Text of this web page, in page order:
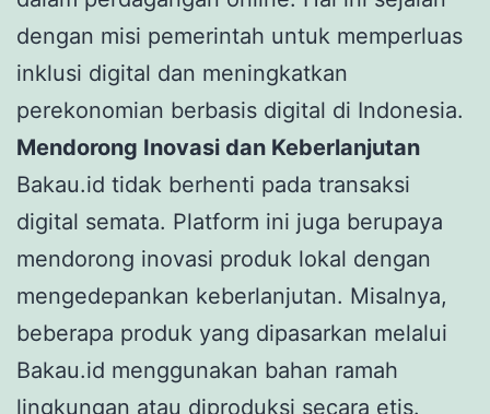
dengan misi pemerintah untuk memperluas
inklusi digital dan meningkatkan
perekonomian berbasis digital di Indonesia.
Mendorong Inovasi dan Keberlanjutan
Bakau.id tidak berhenti pada transaksi
digital semata. Platform ini juga berupaya
mendorong inovasi produk lokal dengan
mengedepankan keberlanjutan. Misalnya,
beberapa produk yang dipasarkan melalui
Bakau.id menggunakan bahan ramah
lingkungan atau diproduksi secara etis.